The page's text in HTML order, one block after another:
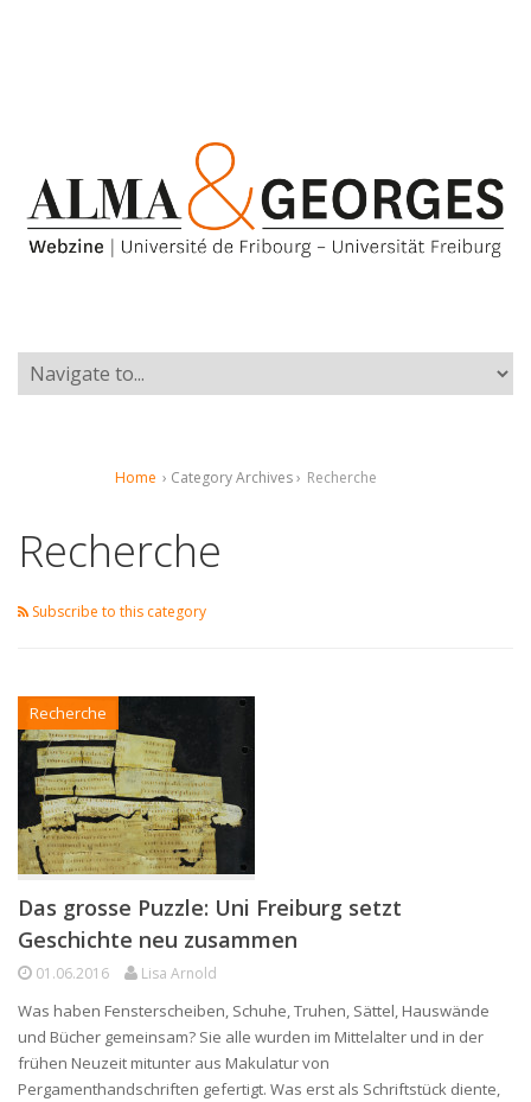
Home › Category Archives › Recherche
Recherche
Subscribe to this category
Recherche
Das grosse Puzzle: Uni Freiburg setzt
Geschichte neu zusammen
01.06.2016 Lisa Arnold
Was haben Fensterscheiben, Schuhe, Truhen, Sättel, Hauswände
und Bücher gemeinsam? Sie alle wurden im Mittelalter und in der
frühen Neuzeit mitunter aus Makulatur von
Pergamenthandschriften gefertigt. Was erst als Schriftstück diente,